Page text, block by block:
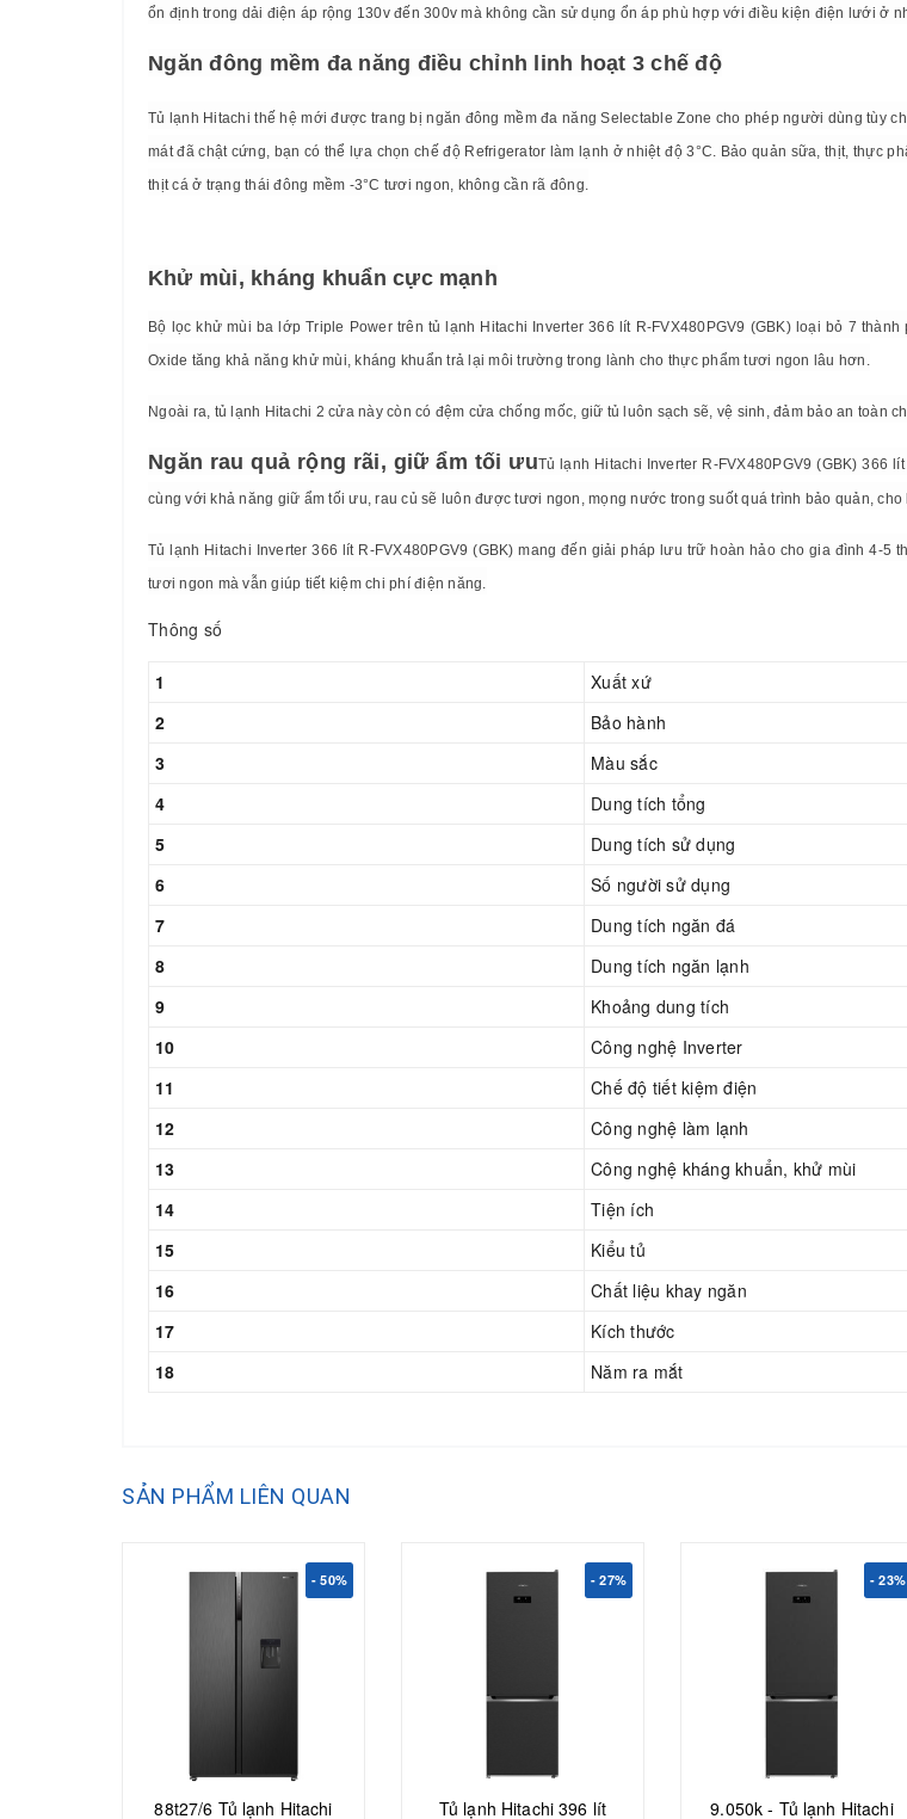
ổn định trong dải điện áp rộng 130v đến 300v mà không cần sử dụng ổn áp phù hợp với điều kiện điện lưới ở
Ngăn đông mềm đa năng điều chỉnh linh hoạt 3 chế độ
Tủ lạnh Hitachi thế hệ mới được trang bị ngăn đông mềm đa năng Selectable Zone cho phép người dùng tùy
mát đã chật cứng, bạn có thể lựa chọn chế độ Refrigerator làm lạnh ở nhiệt độ 3°C. Bảo quản sữa, thịt, thực
thịt cá ở trạng thái đông mềm -3°C tươi ngon, không cần rã đông.
Khử mùi, kháng khuẩn cực mạnh
Bộ lọc khử mùi ba lớp Triple Power trên tủ lạnh Hitachi Inverter 366 lít R-FVX480PGV9 (GBK) loại bỏ 7
Oxide tăng khả năng khử mùi, kháng khuẩn trả lại môi trường trong lành cho thực phẩm tươi ngon lâu hơn.
Ngoài ra, tủ lạnh Hitachi 2 cửa này còn có đệm cửa chống mốc, giữ tủ luôn sạch sẽ, vệ sinh, đảm bảo an toàn
Ngăn rau quả rộng rãi, giữ ẩm tối ưuTủ lạnh Hitachi Inverter R-FVX480PGV9 (GBK) 366
cùng với khả năng giữ ẩm tối ưu, rau củ sẽ luôn được tươi ngon, mọng nước trong suốt quá trình bảo quản,
Tủ lạnh Hitachi Inverter 366 lít R-FVX480PGV9 (GBK) mang đến giải pháp lưu trữ hoàn hảo cho gia đình 4-
tươi ngon mà vẫn giúp tiết kiệm chi phí điện năng.
Thông số
1 Xuất xứ
2
Bảo hành
3
Màu sắc
4
Dung tích tổng
5
Dung tích sử dụng
6
Số người sử dụng
7
Dung tích ngăn đá
8
Dung tích ngăn lạnh
9
Khoảng dung tích
10
Công nghệ Inverter
11
Chế độ tiết kiệm điện
12
Công nghệ làm lạnh
13
Công nghệ kháng khuẩn, khử mùi
14
Tiện ích
15
Kiểu tủ
16
Chất liệu khay ngăn
17
Kích thước
18
Năm ra mắt
SẢN PHẨM LIÊN QUAN
- 50%
88t27/6 Tủ lạnh Hitachi
- 27%
Tủ lạnh Hitachi 396 lít
- 23%
9.050k - Tủ lạnh Hitachi